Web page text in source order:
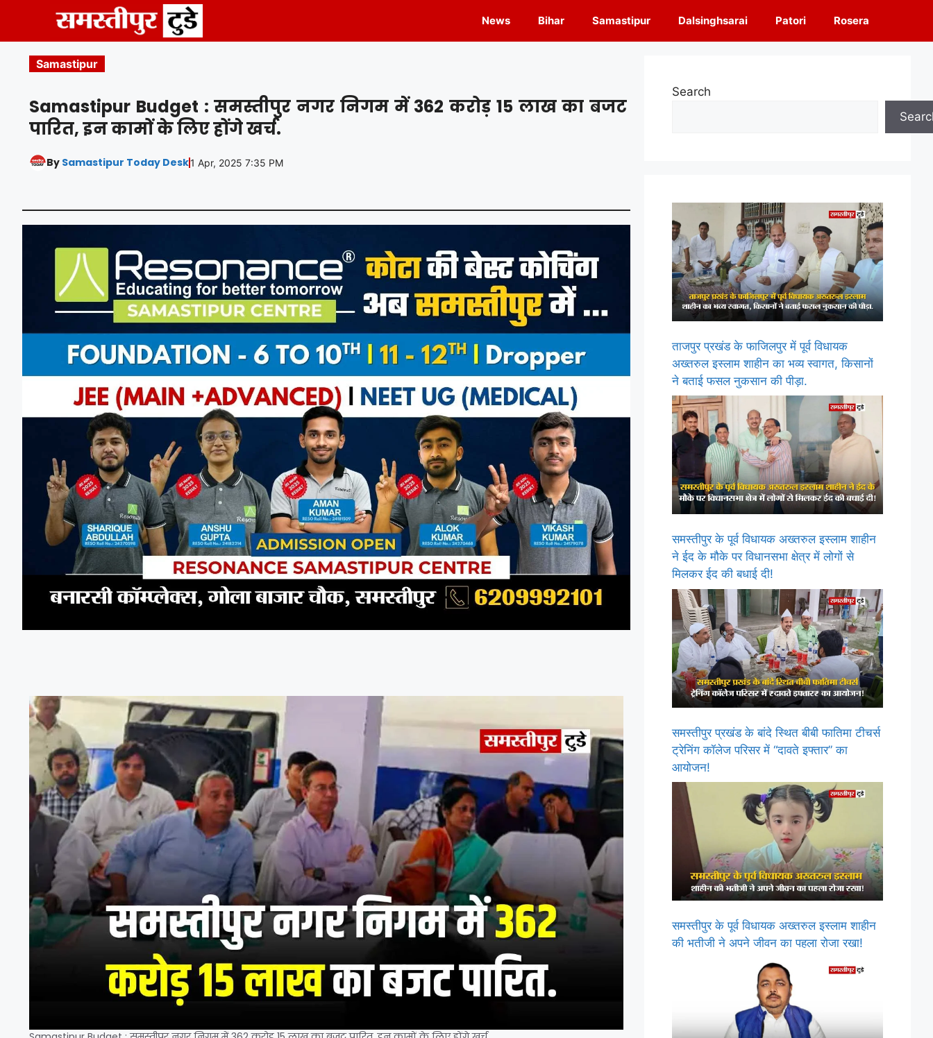
content
News Bihar Samastipur Dalsinghsarai Patori Rosera
Samastipur
Samastipur Budget : समस्तीपुर नगर निगम में 362 करोड़ 15 लाख का बजट
पारित, इन कामों के लिए होंगे खर्च.
By Samastipur Today Desk1 Apr, 2025 7:35 PM
Search
ताजपुर प्रखंड के फाजिलपुर में पूर्व विधायक
अख्तरुल इस्लाम शाहीन का भव्य स्वागत, किसानों
ने बताई फसल नुकसान की पीड़ा.
समस्तीपुर के पूर्व विधायक अख्तरुल इस्लाम शाहीन
ने ईद के मौके पर विधानसभा क्षेत्र में लोगों से
मिलकर ईद की बधाई दी!
समस्तीपुर प्रखंड के बांदे स्थित बीबी फातिमा टीचर्स
ट्रेनिंग कॉलेज परिसर में “दावते इफ्तार” का
आयोजन!
समस्तीपुर के पूर्व विधायक अख्तरुल इस्लाम शाहीन
की भतीजी ने अपने जीवन का पहला रोजा रखा!